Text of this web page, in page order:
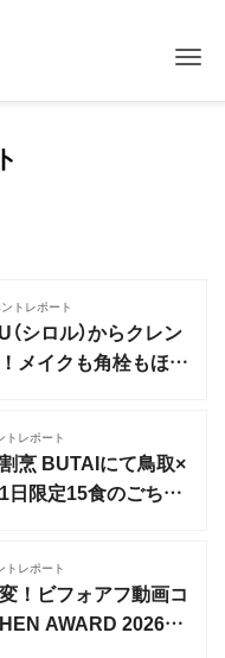
トレポート
シロル）からクレン
メイクも角栓もほぐ
トレポート
烹 BUTAIにて鳥取×
日限定15食のごちそ
トレポート
！ビフォアフ動画コ
AWARD 2026」